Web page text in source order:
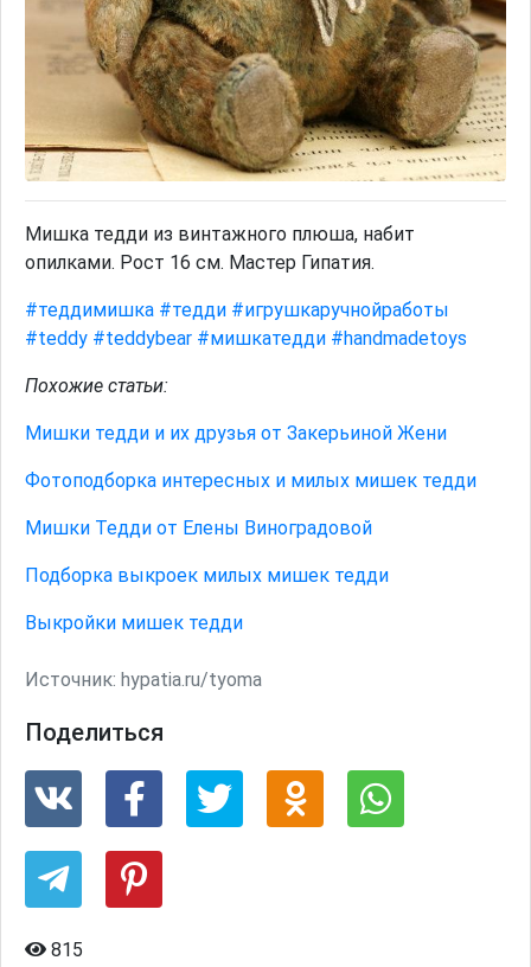
Мишка тедди из винтажного плюша, набит
опилками. Рост 16 см. Мастер Гипатия.
#теддимишка #тедди #игрушкаручнойработы
#teddy #teddybear #мишкатедди #handmadetoys
Похожие статьи:
Мишки тедди и их друзья от Закерьиной Жени
Фотоподборка интересных и милых мишек тедди
Мишки Тедди от Елены Виноградовой
Подборка выкроек милых мишек тедди
Выкройки мишек тедди
Источник: hypatia.ru/tyoma
Поделиться
815